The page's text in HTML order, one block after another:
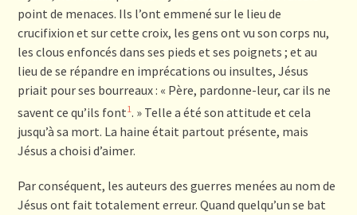
point de menaces. Ils l’ont emmené sur le lieu de
crucifixion et sur cette croix, les gens ont vu son corps nu,
les clous enfoncés dans ses pieds et ses poignets ; et au
lieu de se répandre en imprécations ou insultes, Jésus
priait pour ses bourreaux : « Père, pardonne-leur, car ils ne
savent ce qu’ils font1. » Telle a été son attitude et cela
jusqu’à sa mort. La haine était partout présente, mais
Jésus a choisi d’aimer.
Par conséquent, les auteurs des guerres menées au nom de
Jésus ont fait totalement erreur. Quand quelqu’un se bat